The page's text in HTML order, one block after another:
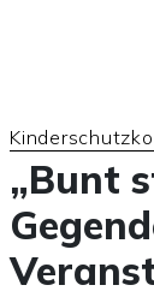
„Bunt